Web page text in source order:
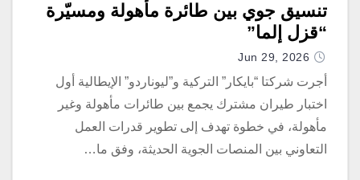
تنسيق جوي بين طائرة مأهولة ومسيّرة
“قزل إلما”
Jun 29, 2026
أجرت شركتا “بايكار” التركية و”ليوناردو” الإيطالية أول
اختبار طيران مشترك يجمع بين طائرات مأهولة وغير
مأهولة، في خطوة تهدف إلى تطوير قدرات العمل
التعاوني بين المنصات الجوية الحديثة، وفق ما…